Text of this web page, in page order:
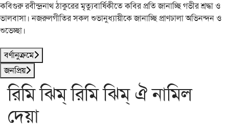
কবিগুরু রবীন্দ্রনাথ ঠাকুরের মৃত্যুবার্ষিকীতে কবির প্রতি জানাচ্ছি গভীর শ্রদ্ধা ও
ভালবাসা। নজরুলগীতির সকল শুভানুধ্যায়ীকে জানাচ্ছি প্রাণঢালা অভিনন্দন ও
শুভেচ্ছা।
বর্ণানুক্রমে
জনপ্রিয়
রিমি ঝিম্ রিমি ঝিম্ ঐ নামিল
দেয়া